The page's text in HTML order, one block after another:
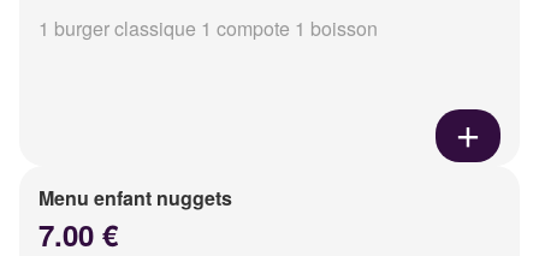
1 burger classique 1 compote 1 boisson
Menu enfant nuggets
7.00 €